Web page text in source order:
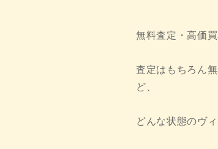
無料査定・高価
査定はもちろん
ど、
どんな状態のヴ